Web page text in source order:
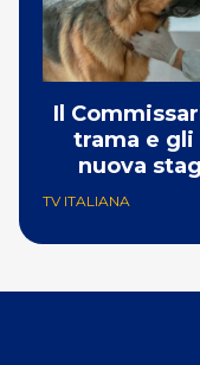
Il
trama e
nuova
TV ITALIANA